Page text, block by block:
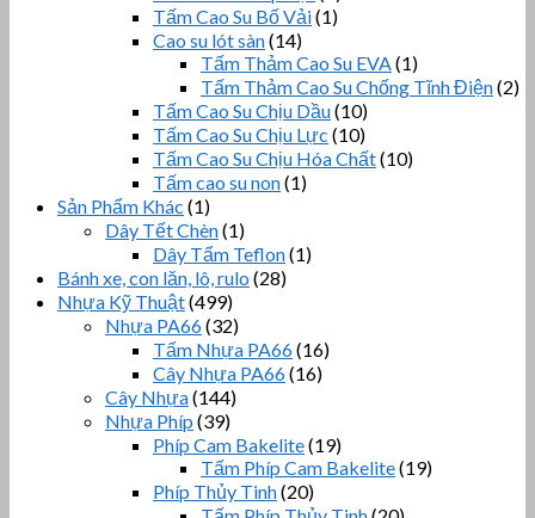
Tấm Cao Su Bố Vải(1)
Cao su lót sàn(14)
Tấm Thảm Cao Su EVA(1)
Tấm Thảm Cao Su Chống Tĩnh Điện(2)
Tấm Cao Su Chịu Dầu(10)
Tấm Cao Su Chịu Lực (10)
Tấm Cao Su Chịu Hóa Chất(10)
Tấm cao su non(1)
Sản Phẩm Khác (1)
Dây Tết Chèn(1)
Dây Tẩm Teflon(1)
Bánh xe, con lăn, lô, rulo (28)
Nhựa Kỹ Thuật(499)
Nhựa PA66(32)
Tấm Nhựa PA66(16)
Cây Nhựa PA66(16)
Cây Nhựa(144)
Nhựa Phíp (39)
Phíp Cam Bakelite(19)
Tấm Phíp Cam Bakelite(19)
Phíp Thủy Tinh(20)